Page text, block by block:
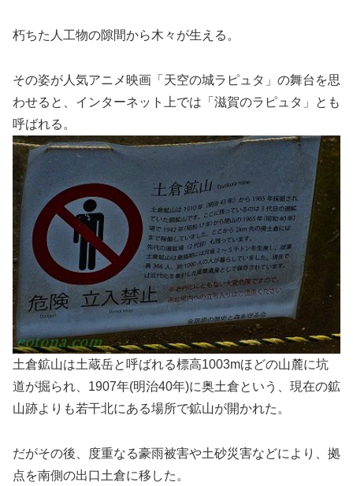
朽ちた人工物の隙間から木々が生える。
その姿が人気アニメ映画「天空の城ラピュタ」の舞台を思
わせると、インターネット上では「滋賀のラピュタ」とも
呼ばれる。
土倉鉱山は土蔵岳と呼ばれる標高1003mほどの山麓に坑
道が掘られ、1907年(明治40年)に奥土倉という、現在の鉱
山跡よりも若干北にある場所で鉱山が開かれた。
だがその後、度重なる豪雨被害や土砂災害などにより、拠
点を南側の出口土倉に移した。